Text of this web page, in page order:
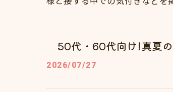
50代・60代向け!真夏
2026/07/27